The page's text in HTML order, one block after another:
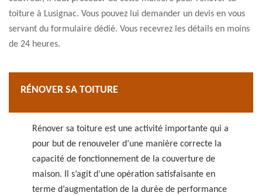
toiture à Lusignac. Vous pouvez lui demander un devis en vous
servant du formulaire dédié. Vous recevrez les détails en moins
de 24 heures.
RÉNOVER SA TOITURE
Rénover sa toiture est une activité importante qui a
pour but de renouveler d’une manière correcte la
capacité de fonctionnement de la couverture de
maison. Il s’agit d’une opération satisfaisante en
terme d’augmentation de la durée de performance